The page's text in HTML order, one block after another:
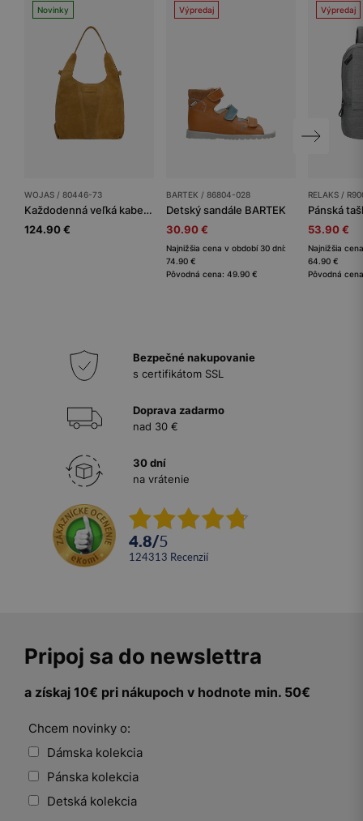
Novinky
WOJAS / 80446-73
Každodenná veľká kabelka dámska
124.90 €
Výpredaj
BARTEK / 86804-028
Detský sandále BARTEK
30.90 €
Najnižšia cena v období 30 dní:
74.90 €
Pôvodná cena: 49.90 €
Výpredaj
RELAKS /
Pánská
53.90 €
Najnižšia
64.90 €
Pôvodná
Bezpečné nakupovanie
s certifikátom SSL
Doprava zadarmo
nad 30 €
30 dní
na vrátenie
4.8/5
124313 recenzií
Pripoj sa do newslettra
a získaj 10€ pri nákupoch v hodnote min. 50€
Chcem novinky o:
Dámska kolekcia
Pánska kolekcia
Detská kolekcia